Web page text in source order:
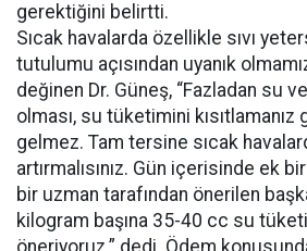
gerektiğini belirtti.
Sıcak havalarda özellikle sıvı
tutulumu açısından uyanık
değinen Dr. Güneş, “Fazladan su
olması, su tüketimini kısıtlamanız
gelmez. Tam tersine sıcak
artırmalısınız. Gün içerisinde ek
bir uzman tarafından önerilen
kilogram başına 35-40 cc su
öneriyoruz.” dedi. Ödem